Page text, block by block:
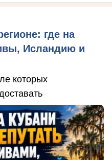
где на
Исландию и
которых